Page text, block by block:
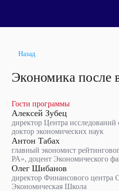
Назад
Экономика после
Гости программы
Алексей Зубец
директор Центра
доктор экономических наук
Антон Табах
главный экономист
РА», доцент Экономического
Олег Шибанов
директор Финансового центра
Экономическая Школа